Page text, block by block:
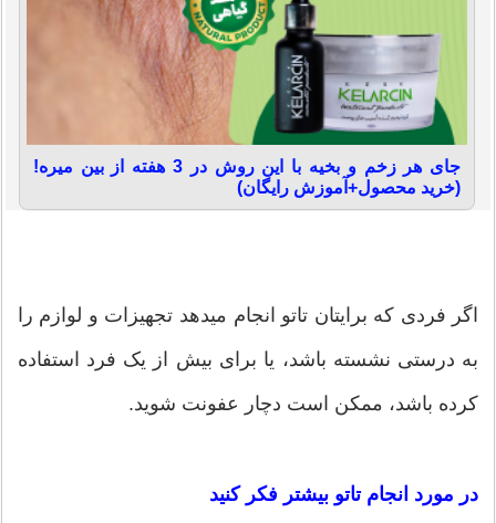
جای هر زخم و بخیه با این روش در 3 هفته از بین میره!
(خرید محصول+آموزش رایگان)
اگر فردی که برایتان تاتو انجام میدهد تجهیزات و لوازم را
به درستی نشسته باشد، یا برای بیش از یک فرد استفاده
کرده باشد، ممکن است دچار عفونت شوید.
در مورد انجام تاتو بیشتر فکر کنید